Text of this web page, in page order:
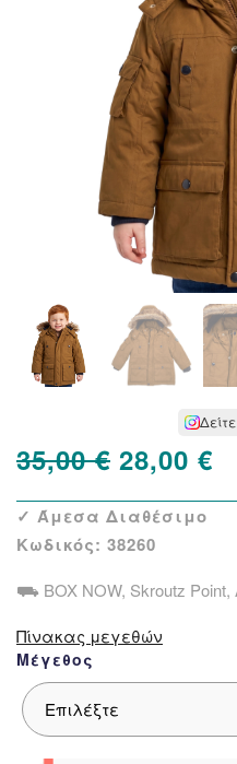
35,00€ Original
price
was:
28,00 €
✓ Άμεσα Διαθέσιμο
Κωδικός: 38260
⛟ BOX NOW, Skroutz Point,
Πίνακας μεγεθών
Μέγεθος